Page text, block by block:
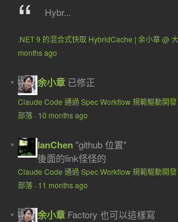
Hybr...
.NET 9 的混合式快取 HybridCache | 余小章 @
months ago
余小章 已修正
Claude Code 通過 Spec Workflow 規範驅動開
部落· 10 months ago
IanChen"github 位置"
後面的link怪怪的
Claude Code 通過 Spec Workflow 規範驅動開
部落· 11 months ago
余小章 Factory 也可以這樣寫